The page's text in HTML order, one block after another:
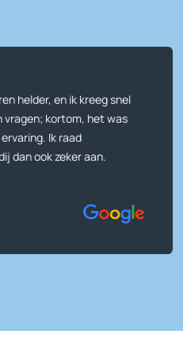
helder, en ik kreeg snel
vragen; kortom, het was
Ik raad
dan ook zeker aan.